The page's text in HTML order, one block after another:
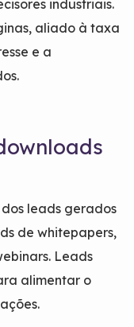
industriais.
aliado à taxa
e a
leads gerados
de whitepapers,
Leads
alimentar o